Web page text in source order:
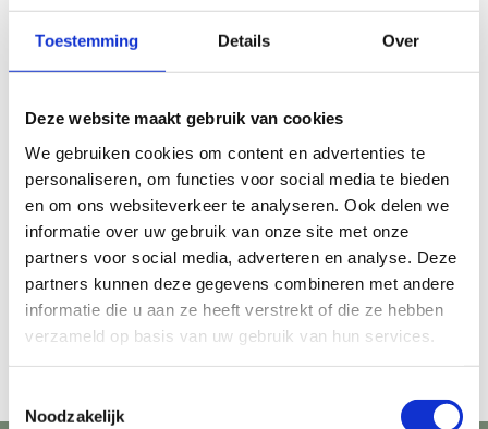
Toestemming Details Over
Deze website maakt gebruik van cookies
We gebruiken cookies om content en advertenties te
personaliseren, om functies voor social media te bieden
en om ons websiteverkeer te analyseren. Ook delen we
informatie over uw gebruik van onze site met onze
partners voor social media, adverteren en analyse. Deze
partners kunnen deze gegevens combineren met andere
informatie die u aan ze heeft verstrekt of die ze hebben
verzameld op basis van uw gebruik van hun services.
Noodzakelijk
€25,00 excl. BTW
TOEVOEGEN
AAN
WINKELWAGEN